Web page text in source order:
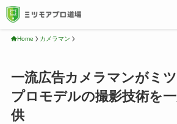
Home カメラマン
一流広告カメラマンがミツ
プロモデルの撮影技術を
供